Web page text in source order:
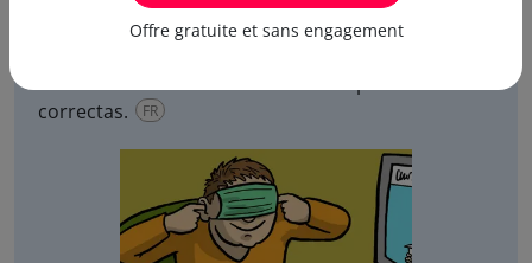
correctas.
FR
Offre gratuite et sans engagement